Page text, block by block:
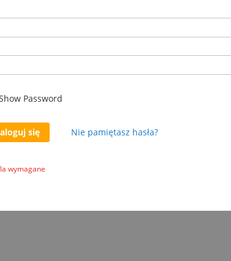
Password
się Nie pamiętasz hasła?